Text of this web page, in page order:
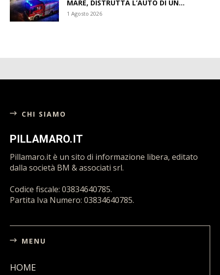
NUOVO INCENDIO DOLOSO A PRAIA A
MARE, DISTRUTTA L’AUTO DI UN...
PILLAMARO.IT
Pillamaro.it è un sito di informazione libera, editato
Codice fiscale: 03834640785.